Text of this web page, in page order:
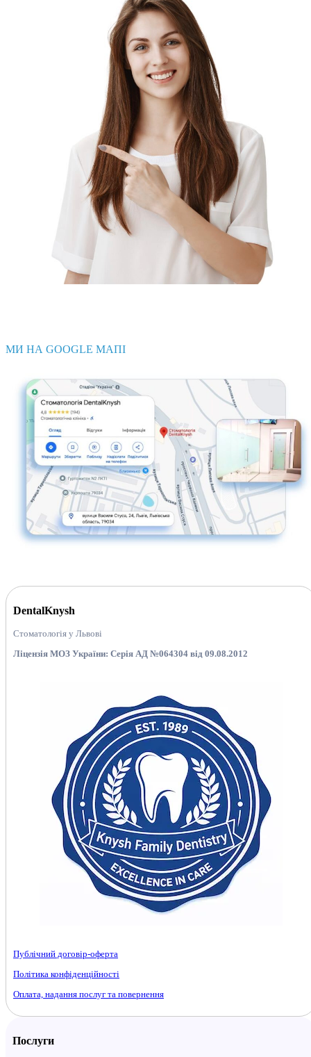
МИ НА GOOGLE МАПІ
DentalKnysh
Стоматологія у Львові
Ліцензія МОЗ України: Серія АД №064304 від 09.08.2012
Публічний договір-оферта
Політика конфіденційності
Оплата, надання послуг та повернення
Послуги